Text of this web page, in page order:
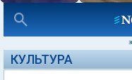
КУЛЬТУРА